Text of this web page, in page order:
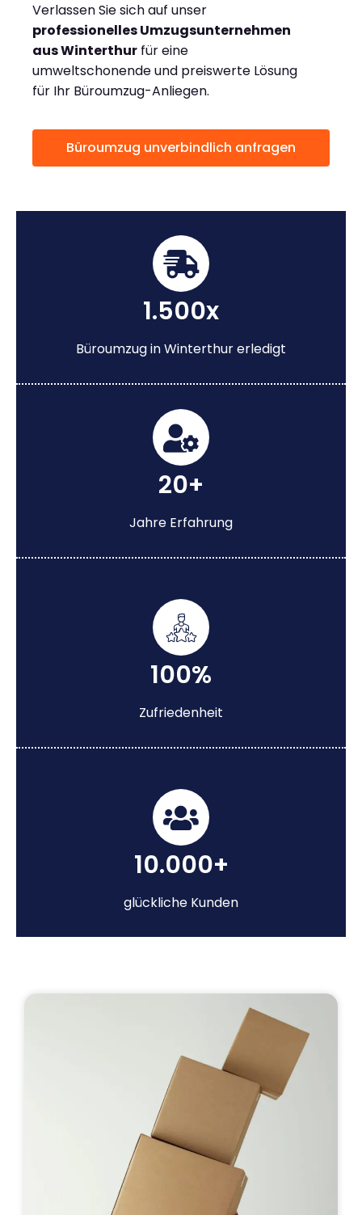
Verlassen Sie sich auf unser
professionelles Umzugsunternehmen
aus Winterthur für eine
umweltschonende und preiswerte Lösung
für Ihr Büroumzug-Anliegen.
Büroumzug unverbindlich anfragen
1.500x
Büroumzug in Winterthur erledigt
20+
Jahre Erfahrung
100%
Zufriedenheit
10.000+
glückliche Kunden